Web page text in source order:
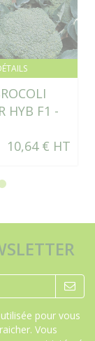
HYB F1 -
10,64 € HT
pour vous
Vous